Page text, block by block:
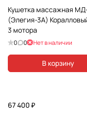
Кушетка массажная
(Элегия-3А)
3 мотора
0 0 Нет в наличии
В корзину
67 400 ₽